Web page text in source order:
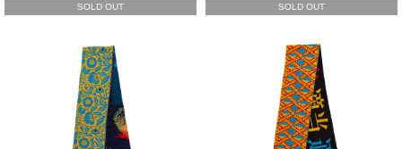
SOLD OUT SOLD OUT